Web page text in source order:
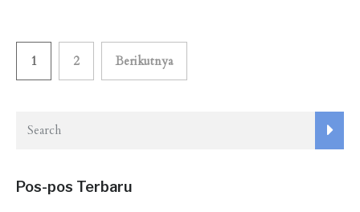
Paginasi
1 2 Berikutnya
Pos-pos Terbaru